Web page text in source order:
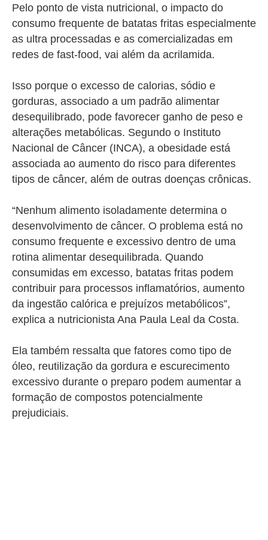
Pelo ponto de vista nutricional, o impacto do
consumo frequente de batatas fritas especialmente
as ultra processadas e as comercializadas em
redes de fast-food, vai além da acrilamida.
Isso porque o excesso de calorias, sódio e
gorduras, associado a um padrão alimentar
desequilibrado, pode favorecer ganho de peso e
alterações metabólicas. Segundo o Instituto
Nacional de Câncer (INCA), a obesidade está
associada ao aumento do risco para diferentes
tipos de câncer, além de outras doenças crônicas.
“Nenhum alimento isoladamente determina o
desenvolvimento de câncer. O problema está no
consumo frequente e excessivo dentro de uma
rotina alimentar desequilibrada. Quando
consumidas em excesso, batatas fritas podem
contribuir para processos inflamatórios, aumento
da ingestão calórica e prejuízos metabólicos”,
explica a nutricionista Ana Paula Leal da Costa.
Ela também ressalta que fatores como tipo de
óleo, reutilização da gordura e escurecimento
excessivo durante o preparo podem aumentar a
formação de compostos potencialmente
prejudiciais.